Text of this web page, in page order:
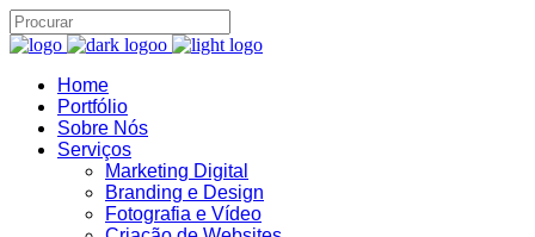
Home
Portfólio
Sobre Nós
Serviços
Marketing Digital
Branding e Design
Fotografia e Vídeo
B22
Assistente IA · Brand22
Online